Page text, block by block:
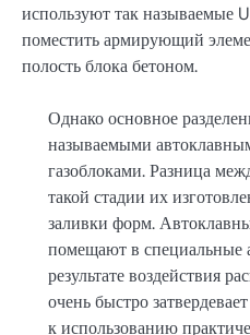
используют так
поместить армирующий
полость блока бетоном.
Однако основное
называемыми
газоблоками. Разница
такой стадии их
заливки форм.
помещают в специальные
результате воздействия
очень быстро
к использованию